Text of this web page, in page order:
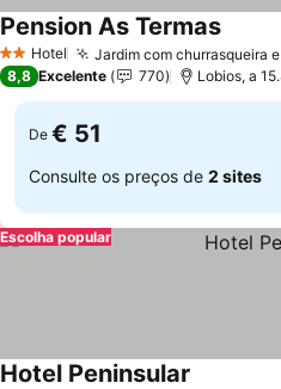
2 Estrelas
Hotel Jardim com churrasqueira
Pension As TermasVer
8,8 Excelente 770 Lobios, a
De € 51
Consulte os preços de 2 sites
Escolha popular
Hotel Peninsular